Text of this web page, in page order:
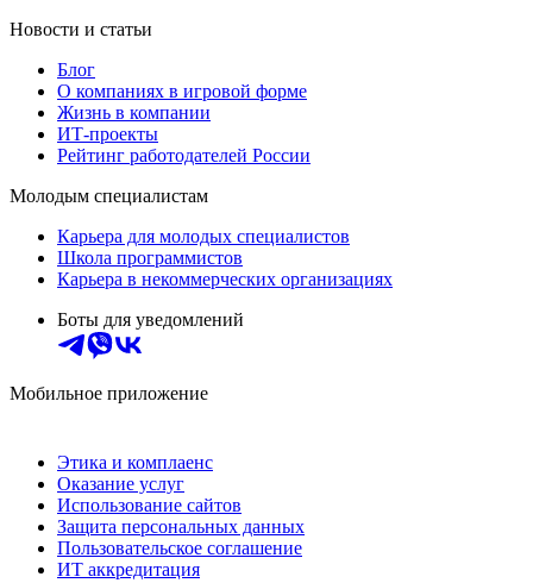
Новости и статьи
Блог
О компаниях в игровой форме
Жизнь в компании
ИТ-проекты
Рейтинг работодателей России
Молодым специалистам
Карьера для молодых специалистов
Школа программистов
Карьера в некоммерческих организациях
Боты для уведомлений
Мобильное приложение
Этика и комплаенс
Оказание услуг
Использование сайтов
Защита персональных данных
Пользовательское соглашение
ИТ аккредитация